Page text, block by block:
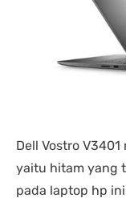
Dell Vostro
yaitu hitam yang
pada laptop hp